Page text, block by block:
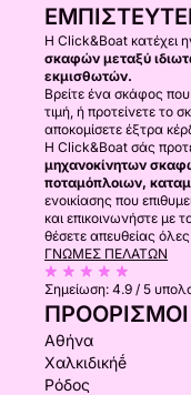
Η Click&Boat κατέχει
σκαφών μεταξύ
εκμισθωτών.
Βρείτε ένα σκάφος που
τιμή, ή προτείνετε το
αποκομίσετε έξτρα
Η Click&Boat σάς
μηχανοκίνητων
ποταμόπλοιων,
ενοικίασης που
και επικοινωνήστε με
θέσετε απευθείας
ΓΝΏΜΕΣ ΠΕΛΑΤΏΝ
Σημείωση: 4.9 / 5
ΠΡΟΟΡΙΣΜΟΊ
Αθήνα
Χαλκιδικήḗ
Ρόδος